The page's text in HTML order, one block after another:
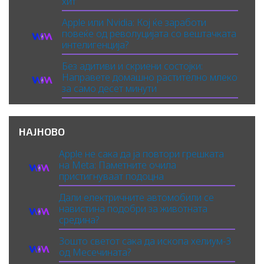
Apple или Nvidia: Кој ќе заработи
повеќе од револуцијата со вештачката
интелигенција?
Без адитиви и скриени состојки:
Направете домашно растително млеко
за само десет минути
НАЈНОВО
Apple не сака да ја повтори грешката
на Meta: Паметните очила
пристигнуваат подоцна
Дали електричните автомобили се
навистина подобри за животната
средина?
Зошто светот сака да ископа хелиум-3
од Месечината?